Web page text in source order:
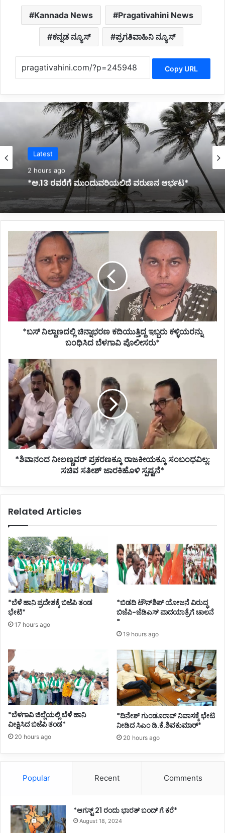
Kannada News Pragativahini News
ಕನ್ನಡ ನ್ಯೂಸ್ ಪ್ರಗತಿವಾಹಿನಿ ನ್ಯೂಸ್
Copy URL
Belagavi News
2 hours ago
*ಎರಡು ತಿಂಗಳ ಮಗುವನ್ನು ಕೊಂದ ತಾಯಿ ಹಾಗೂ
ಕುಟುಂಬದವರು*
ನಿಲ್ದಾಣದಲ್ಲಿ
ಚಿನ್ನಾಭರಣ
ಕದಿಯುತ್ತಿದ್ದ
ಇಬ್ಬರು
ಕಳ್ಳಿಯರನ್ನು
ಬಂಧಿಸಿದ
ಬೆಳಗಾವಿ
ಪೊಲೀಸರು*
*ಬಸ್ ನಿಲ್ದಾಣದಲ್ಲಿ ಚಿನ್ನಾಭರಣ ಕದಿಯುತ್ತಿದ್ದ ಇಬ್ಬರು ಕಳ್ಳಿಯರನ್ನು
ಬಂಧಿಸಿದ ಬೆಳಗಾವಿ ಪೊಲೀಸರು*
*ಶಿವಾನಂದ
ನೀಲಣ್ಣವರ್
ಪ್ರಕರಣಕ್ಕೂ
ರಾಜಕೀಯಕ್ಕೂ
ಸಂಬಂಧವಿಲ್ಲ:
ಸಚಿವ
ಸತೀಶ್
ಜಾರಕಿಹೊಳಿ
ಸ್ಪಷ್ಟನೆ*
*ಶಿವಾನಂದ ನೀಲಣ್ಣವರ್ ಪ್ರಕರಣಕ್ಕೂ ರಾಜಕೀಯಕ್ಕೂ ಸಂಬಂಧವಿಲ್ಲ:
ಸಚಿವ ಸತೀಶ್ ಜಾರಕಿಹೊಳಿ ಸ್ಪಷ್ಟನೆ*
Related Articles
*ಬೆಳೆ ಹಾನಿ ಪ್ರದೇಶಕ್ಕೆ ಬಿಜೆಪಿ ತಂಡ
ಭೇಟಿ*
17 hours ago
*ಬಿಡದಿ ಟೌನ್‌ಶಿಪ್ ಯೋಜನೆ ವಿರುದ್ಧ
ಬಿಜೆಪಿ-ಜೆಡಿಎಸ್ ಪಾದಯಾತ್ರೆಗೆ ಚಾಲನೆ
*
19 hours ago
*ಬೆಳಗಾವಿ ಜಿಲ್ಲೆಯಲ್ಲಿ ಬೆಳೆ ಹಾನಿ
ವೀಕ್ಷಿಸಿದ ಬಿಜೆಪಿ ತಂಡ*
20 hours ago
*ದಿನೇಶ್ ಗುಂಡೂರಾವ್ ನಿವಾಸಕ್ಕೆ ಭೇಟಿ
ನೀಡಿದ ಸಿಎಂ ಡಿ.ಕೆ.ಶಿವಕುಮಾರ್*
20 hours ago
Popular Recent Comments
*ಆಗಸ್ಟ್ 21 ರಂದು ಭಾರತ್‌ ಬಂದ್‌ ಗೆ ಕರೆ*
August 18, 2024